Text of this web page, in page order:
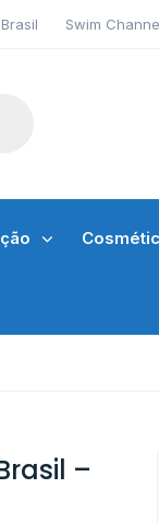
Swim
–